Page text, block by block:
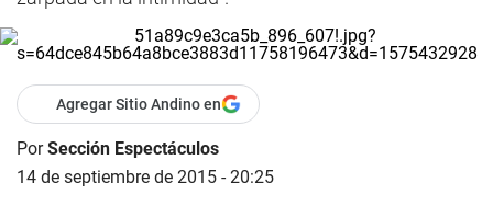
Agregar Sitio Andino en
PorSección Espectáculos
14 de septiembre de 2015 - 20:25